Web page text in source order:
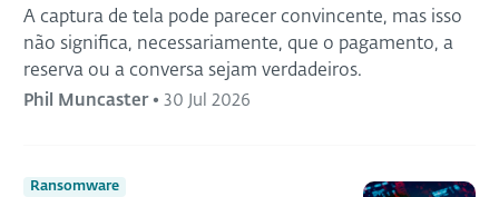
A captura de tela pode parecer convincente, mas isso
não significa, necessariamente, que o pagamento, a
reserva ou a conversa sejam verdadeiros.
Phil Muncaster• 30 Jul 2026
Ransomware